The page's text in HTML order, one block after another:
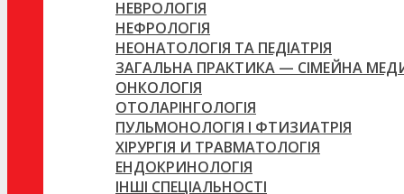
НЕВРОЛОГІЯ
НЕФРОЛОГІЯ
НЕОНАТОЛОГІЯ ТА ПЕДІАТРІЯ
ЗАГАЛЬНА ПРАКТИКА — СІМЕЙНА
ОНКОЛОГІЯ
ОТОЛАРІНГОЛОГІЯ
ПУЛЬМОНОЛОГІЯ І ФТИЗИАТРІЯ
ХІРУРГІЯ И ТРАВМАТОЛОГІЯ
ЕНДОКРИНОЛОГІЯ
ІНШІ СПЕЦІАЛЬНОСТІ